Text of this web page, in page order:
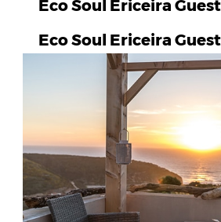
Eco Soul Ericeira
Eco Soul Ericeira